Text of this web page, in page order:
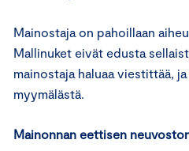
Mainostaja on pahoillaan
Mallinuket eivät edusta
mainostaja haluaa viestittää,
myymälästä.
Mainonnan eettisen